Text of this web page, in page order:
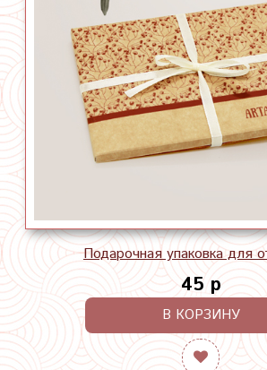
Подарочная упаковка для
45 р
В КОРЗИНУ